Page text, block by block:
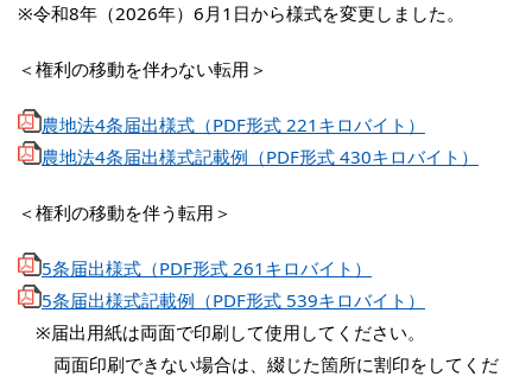
※令和8年（2026年）6月1日から様式を変更しました。
＜権利の移動を伴わない転用＞
農地法4条届出様式（PDF形式 221キロバイト）
農地法4条届出様式記載例（PDF形式 430キロバイト）
＜権利の移動を伴う転用＞
5条届出様式（PDF形式 261キロバイト）
5条届出様式記載例（PDF形式 539キロバイト）
※届出用紙は両面で印刷して使用してください。
両面印刷できない場合は、綴じた箇所に割印をしてくだ